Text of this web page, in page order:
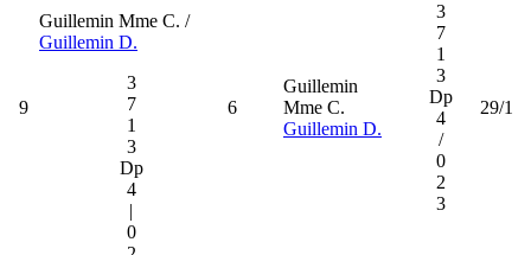
9
Guillemin Mme C. /
Guillemin D.
3
7
1
3
Dp
4
|
0
6
Guillemin
Mme C.
Guillemin D.
3
7
1
3
Dp
4
/
0
2
3
29/1